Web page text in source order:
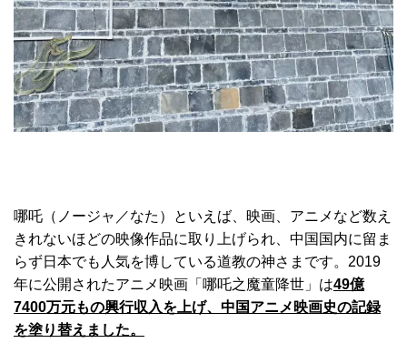
哪吒（ノージャ／なた）といえば、映画、アニメなど数え
きれないほどの映像作品に取り上げられ、中国国内に留ま
らず日本でも人気を博している道教の神さまです。2019
年に公開されたアニメ映画「哪吒之魔童降世」は49億
7400万元もの興行収入を上げ、中国アニメ映画史の記録
を塗り替えました。